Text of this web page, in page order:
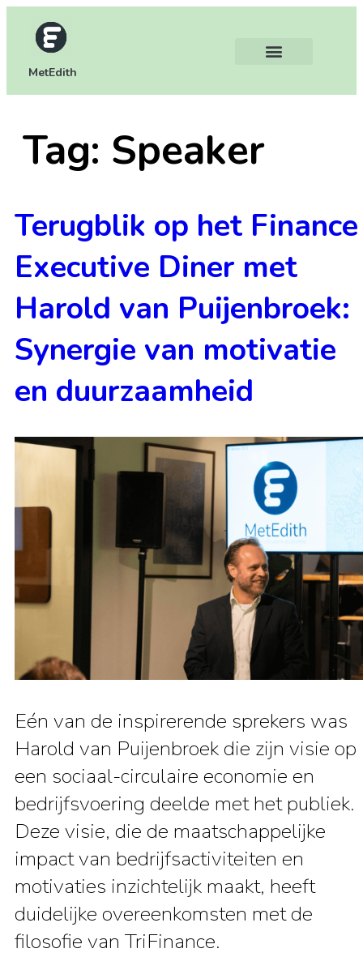
MetEdith
Tag: Speaker
Terugblik op het Finance
Executive Diner met
Harold van Puijenbroek:
Synergie van motivatie
en duurzaamheid
Eén van de inspirerende sprekers was
Harold van Puijenbroek die zijn visie op
een sociaal-circulaire economie en
bedrijfsvoering deelde met het publiek.
Deze visie, die de maatschappelijke
impact van bedrijfsactiviteiten en
motivaties inzichtelijk maakt, heeft
duidelijke overeenkomsten met de
filosofie van TriFinance.